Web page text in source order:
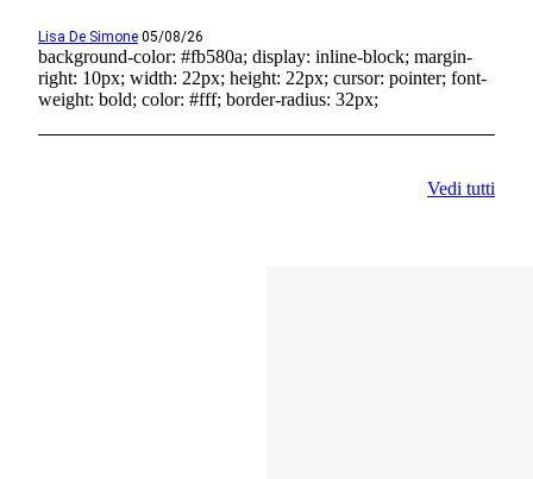
Lisa De Simone 05/08/26
background-color: #fb580a; display: inline-block; margin-
right: 10px; width: 22px; height: 22px; cursor: pointer; font-
weight: bold; color: #fff; border-radius: 32px;
Vedi tutti